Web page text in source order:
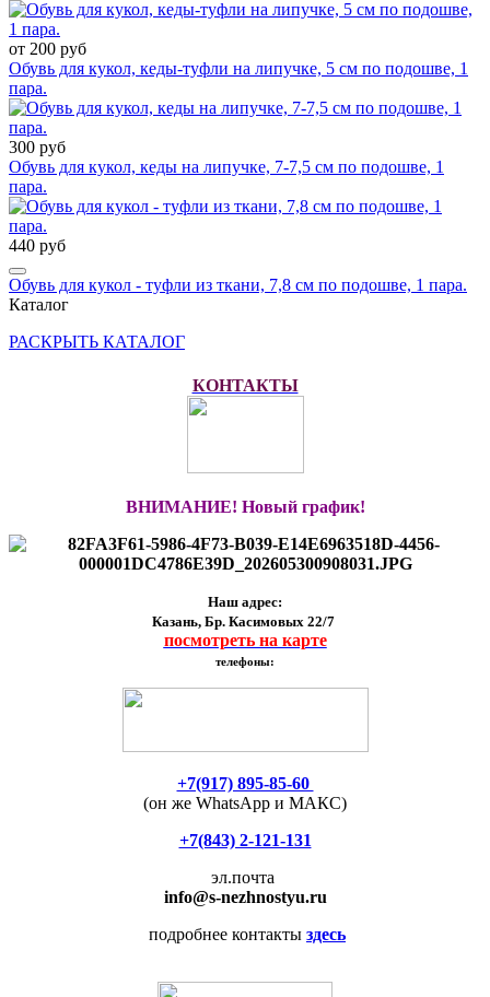
от 200 руб
Обувь для кукол, кеды-туфли на липучке, 5 см по подошве, 1
пара.
300 руб
Обувь для кукол, кеды на липучке, 7-7,5 см по подошве, 1
пара.
440 руб
Обувь для кукол - туфли из ткани, 7,8 см по подошве, 1 пара.
Каталог
РАСКРЫТЬ КАТАЛОГ
КОНТАКТЫ
ВНИМАНИЕ! Новый график!
Наш адрес:
Казань, Бр. Касимовых 22/7
посмотреть на карте
телефоны:
+7(917) 895-85-60
(он же WhatsApp и МАКС)
+7(843) 2-121-131
эл.почта
info@s-nezhnostyu.ru
подробнее контакты здесь